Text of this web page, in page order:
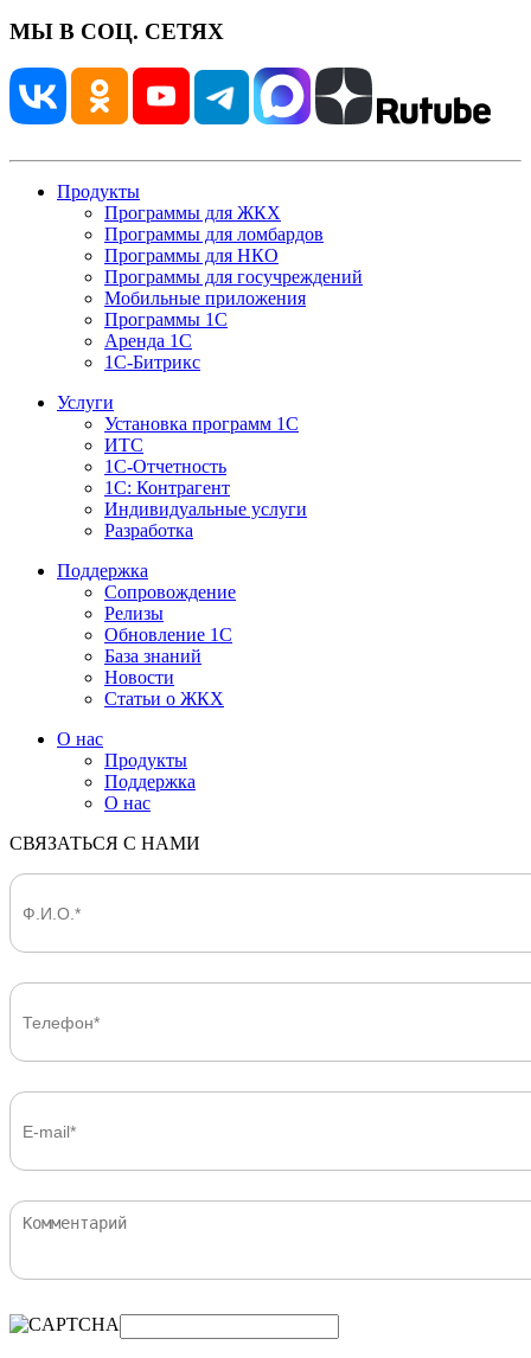
МЫ В СОЦ. СЕТЯХ
Продукты
Программы для ЖКХ
Программы для ломбардов
Программы для НКО
Программы для госучреждений
Мобильные приложения
Программы 1С
Аренда 1С
1С-Битрикс
Услуги
Установка программ 1С
ИТС
1С-Отчетность
1С: Контрагент
Индивидуальные услуги
Разработка
Поддержка
Сопровождение
Релизы
Обновление 1С
База знаний
Новости
Статьи о ЖКХ
О нас
Продукты
Поддержка
О нас
СВЯЗАТЬСЯ С НАМИ